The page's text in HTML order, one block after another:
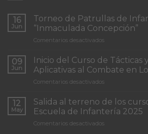
16
Jun
Torneo de Patrullas de
“Inmaculada Concepción”
Comentarios desactivados
Patrullas
de
Infantería
Concepción”
09
Jun
Inicio del Curso de Tácticas
Aplicativas al Combate en
Comentarios desactivados
del
Curso
de
Tácticas
12
May
Salida al terreno de los
Escuela de Infantería 2025
Comentarios desactivados